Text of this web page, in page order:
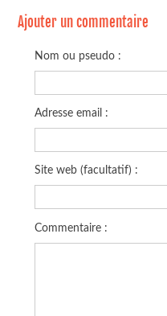
Ajouter un commentaire
Nom ou pseudo :
Adresse email :
Site web (facultatif) :
Commentaire :